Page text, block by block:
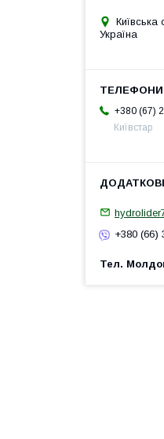
Київська
Україна
+380 (67)
Київстар
+380 (66)
Тел.